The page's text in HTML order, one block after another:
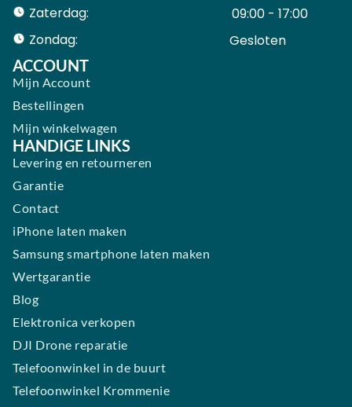
Zaterdag:
09:00 - 17:00
Zondag:
Gesloten ​ ​ ​ ​ ​ ​ ​
ACCOUNT
Mijn Account
Bestellingen
Mijn winkelwagen
HANDIGE LINKS
Levering en retourneren
Garantie
Contact
iPhone laten maken
Samsung smartphone laten maken
Wertgarantie
Blog
Elektronica verkopen
DJI Drone reparatie
Telefoonwinkel in de buurt
Telefoonwinkel Krommenie